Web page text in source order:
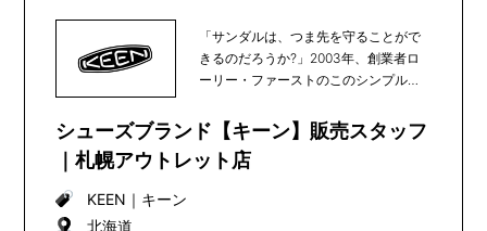
「サンダルは、つま先を守ることがで
きるのだろうか?」2003年、創業者ロ
ーリー・ファーストのこのシンプルな
シューズブランド【キーン】販売スタッフ
｜札幌アウトレット店
KEEN ｜ キーン
北海道